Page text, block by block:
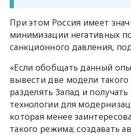
При этом Россия имеет
минимизации негативных
санкционного давления,
«Если обобщать данный
вывести две модели такого
разделять Запад и
технологии для
которая менее
такого режима; создавать